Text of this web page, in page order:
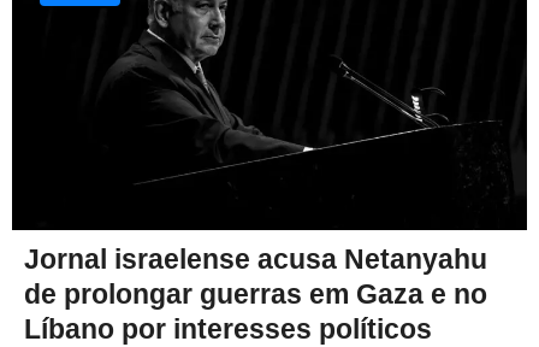
Jornal israelense acusa Netanyahu
de prolongar guerras em Gaza e no
Líbano por interesses políticos